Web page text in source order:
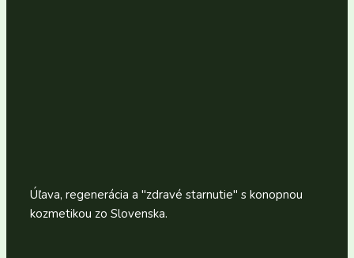
Úľava, regenerácia a "zdravé starnutie" s konopnou
kozmetikou zo Slovenska.